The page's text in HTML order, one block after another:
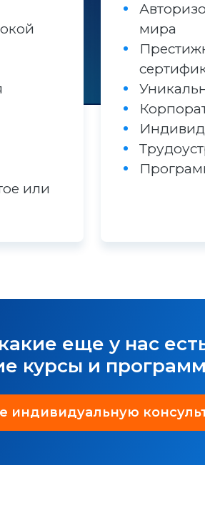
или
мира
еще у нас
курсы и
индивидуальную